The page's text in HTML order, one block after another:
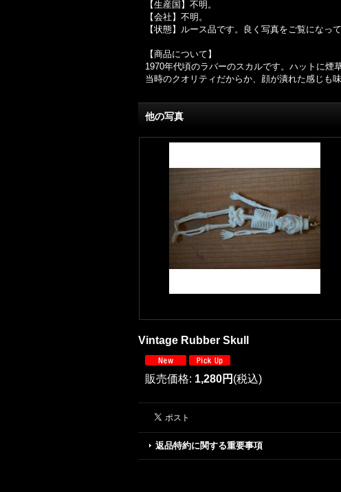
【生産国】不明。
【会社】不明。
【状態】ルース品です。良く写真をご覧になっ
【商品について】
1970年代頃のラバーのスカルです。ハットに煙
当時のクオリティだからか、顔が潰れた感じも
他の写真
Vintage Rubber Skull
販売価格: 1,280円 (税込)
返品特約に関する重要事項